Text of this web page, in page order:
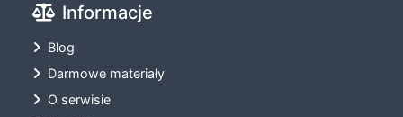
Informacje
Blog
Darmowe materiały
O serwisie